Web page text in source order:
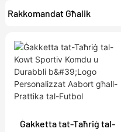
Rakkomandat Għalik
Ġakketta tat-Taħriġ tal-